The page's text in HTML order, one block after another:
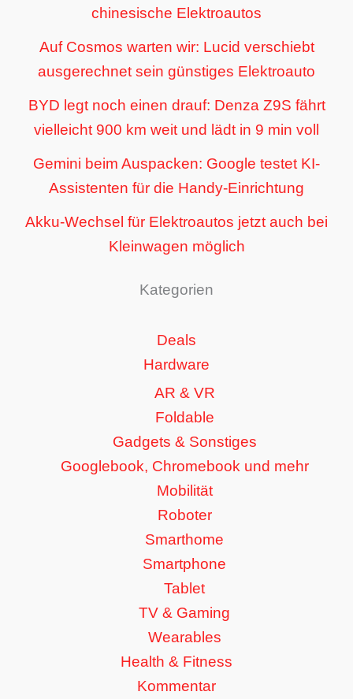
chinesische Elektroautos
Auf Cosmos warten wir: Lucid verschiebt
ausgerechnet sein günstiges Elektroauto
BYD legt noch einen drauf: Denza Z9S fährt
vielleicht 900 km weit und lädt in 9 min voll
Gemini beim Auspacken: Google testet KI-
Assistenten für die Handy-Einrichtung
Akku-Wechsel für Elektroautos jetzt auch bei
Kleinwagen möglich
Kategorien
Deals
Hardware
AR & VR
Foldable
Gadgets & Sonstiges
Googlebook, Chromebook und mehr
Mobilität
Roboter
Smarthome
Smartphone
Tablet
TV & Gaming
Wearables
Health & Fitness
Kommentar